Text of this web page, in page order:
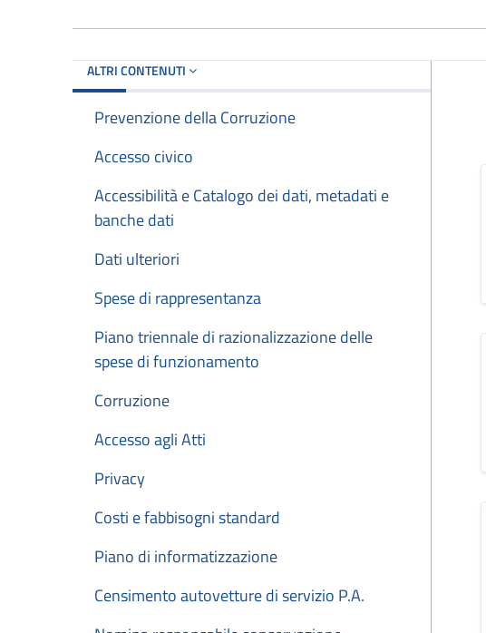
ALTRI CONTENUTI
Prevenzione della Corruzione
Accesso civico
Accessibilità e Catalogo dei dati, metadati e
banche dati
Dati ulteriori
Spese di rappresentanza
Piano triennale di razionalizzazione delle
spese di funzionamento
Corruzione
Accesso agli Atti
Privacy
Costi e fabbisogni standard
Piano di informatizzazione
Censimento autovetture di servizio P.A.